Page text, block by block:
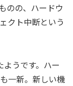
のの、ハードウ
クト中断という
うです。ハー
一新。新しい機